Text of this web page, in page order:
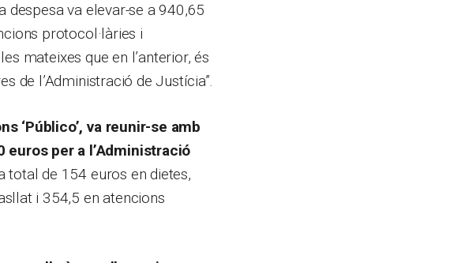
despesa va elevar-se a 940,65
protocol·làries i
mateixes que en l’anterior, és
de l’Administració de Justícia”.
‘Público’, va reunir-se amb
euros per a l’Administració
total de 154 euros en dietes,
i 354,5 en atencions